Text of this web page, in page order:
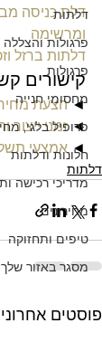
דלתות
פרגולות והצללה
פרגולות
מחסומי חנייה
פרופיל בלגי,
חלונות ודלתות
מדריכי רכישה
מחירונים
טיפים ותחזוקה
מסגר באזור שלך
דלת כניסה
ומרשימה
דלתות ברזל
קישורים
◄ הצעת
◄ זמני ייצור
◄ אמצעי
דלתות
פוסטים